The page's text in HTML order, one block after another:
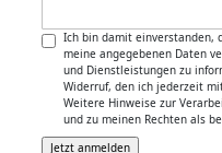
Ich bin damit einverstanden,
meine angegebenen Daten
und Dienstleistungen zu
Widerruf, den ich jederzeit
Weitere Hinweise zur
und zu meinen Rechten als